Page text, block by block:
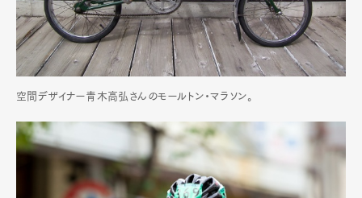
空間デザイナー青木高弘さんのモールトン・マラソン。